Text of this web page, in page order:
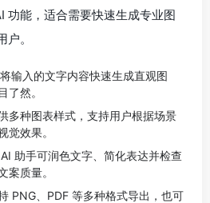
功能，适合需要快速生成专业图
。
入的文字内容快速生成直观图
了然。
种图表样式，支持用户根据场景
觉效果。
助手可润色文字、简化表达并检查
案质量。
PNG、PDF 等多种格式导出，也可